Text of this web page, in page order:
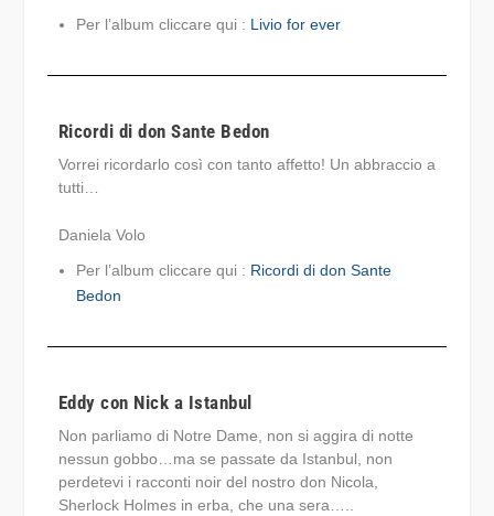
Per l’album cliccare qui : Livio for ever
Ricordi di don Sante Bedon
Vorrei ricordarlo così con tanto affetto! Un abbraccio a
tutti…
Daniela Volo
Per l’album cliccare qui : Ricordi di don Sante
Bedon
Eddy con Nick a Istanbul
Non parliamo di Notre Dame, non si aggira di notte
nessun gobbo…ma se passate da Istanbul, non
perdetevi i racconti noir del nostro don Nicola,
Sherlock Holmes in erba, che una sera…..